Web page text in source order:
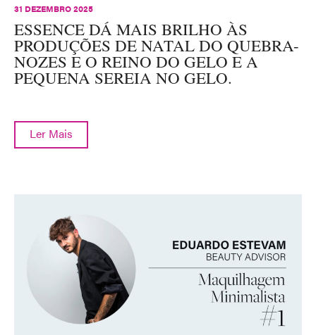
31 DEZEMBRO 2025
ESSENCE DÁ MAIS BRILHO ÀS
PRODUÇÕES DE NATAL DO QUEBRA-
NOZES E O REINO DO GELO E A
PEQUENA SEREIA NO GELO.
Ler Mais